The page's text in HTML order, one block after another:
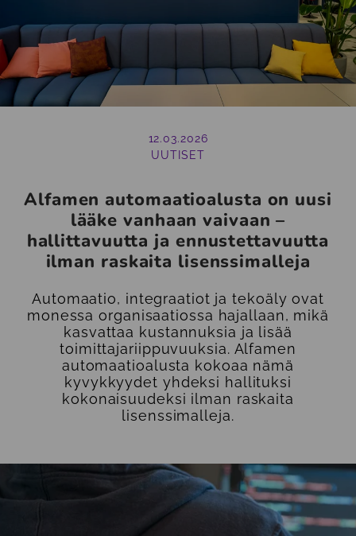
12.03.2026
UUTISET
Alfamen automaatioalusta on uusi
lääke vanhaan vaivaan –
hallittavuutta ja ennustettavuutta
ilman raskaita lisenssimalleja
Automaatio, integraatiot ja tekoäly ovat
monessa organisaatiossa hajallaan, mikä
kasvattaa kustannuksia ja lisää
toimittajariippuvuuksia. Alfamen
automaatioalusta kokoaa nämä
kyvykkyydet yhdeksi hallituksi
kokonaisuudeksi ilman raskaita
lisenssimalleja.